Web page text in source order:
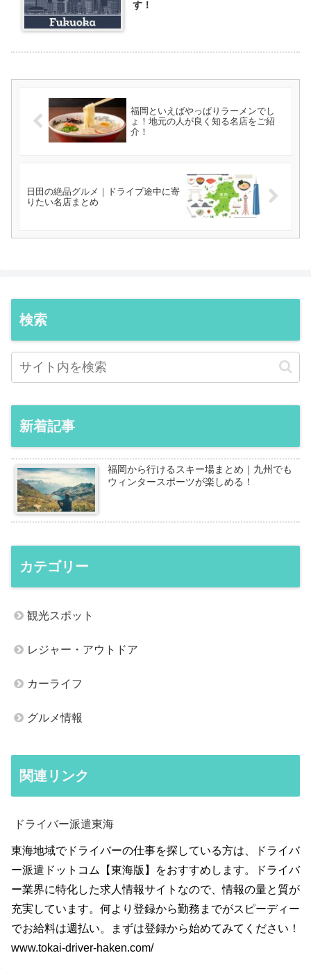
す！
福岡といえばやっぱりラーメンでし
ょ！地元の人が良く知る名店をご紹
介！
日田の絶品グルメ｜ドライブ途中に寄
りたい名店まとめ
検索
新着記事
福岡から行けるスキー場まとめ｜九州でも
ウィンタースポーツが楽しめる！
カテゴリー
観光スポット
レジャー・アウトドア
カーライフ
グルメ情報
関連リンク
ドライバー派遣東海
東海地域でドライバーの仕事を探している方は、ドライバ
ー派遣ドットコム【東海版】をおすすめします。ドライバ
ー業界に特化した求人情報サイトなので、情報の量と質が
充実しています。何より登録から勤務までがスピーディー
でお給料は週払い。まずは登録から始めてみてください！
www.tokai-driver-haken.com/